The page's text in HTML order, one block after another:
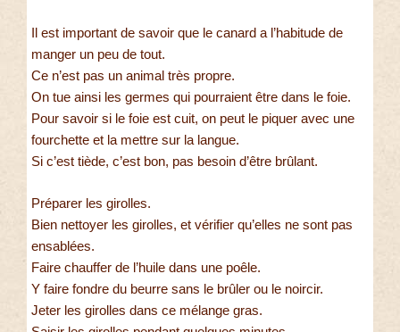
Il est important de savoir que le canard a l’habitude de
manger un peu de tout.
Ce n’est pas un animal très propre.
On tue ainsi les germes qui pourraient être dans le foie.
Pour savoir si le foie est cuit, on peut le piquer avec une
fourchette et la mettre sur la langue.
Si c’est tiède, c’est bon, pas besoin d’être brûlant.
Préparer les girolles.
Bien nettoyer les girolles, et vérifier qu’elles ne sont pas
ensablées.
Faire chauffer de l’huile dans une poêle.
Y faire fondre du beurre sans le brûler ou le noircir.
Jeter les girolles dans ce mélange gras.